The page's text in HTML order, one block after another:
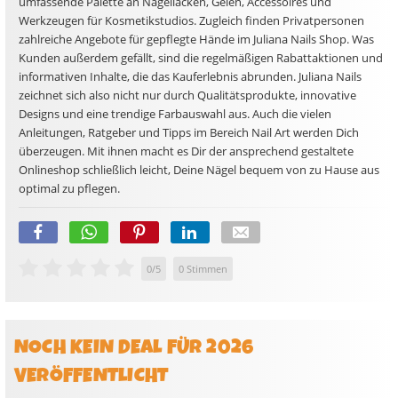
Werkzeugen für Kosmetikstudios. Zugleich finden Privatpersonen
zahlreiche Angebote für gepflegte Hände im Juliana Nails Shop. Was
Kunden außerdem gefällt, sind die regelmäßigen Rabattaktionen und
informativen Inhalte, die das Kauferlebnis abrunden. Juliana Nails
zeichnet sich also nicht nur durch Qualitätsprodukte, innovative
Designs und eine trendige Farbauswahl aus. Auch die vielen
Anleitungen, Ratgeber und Tipps im Bereich Nail Art werden Dich
überzeugen. Mit ihnen macht es Dir der ansprechend gestaltete
Onlineshop schließlich leicht, Deine Nägel bequem von zu Hause aus
optimal zu pflegen.
0/5 0 Stimmen
NOCH KEIN DEAL FÜR 2026
VERÖFFENTLICHT